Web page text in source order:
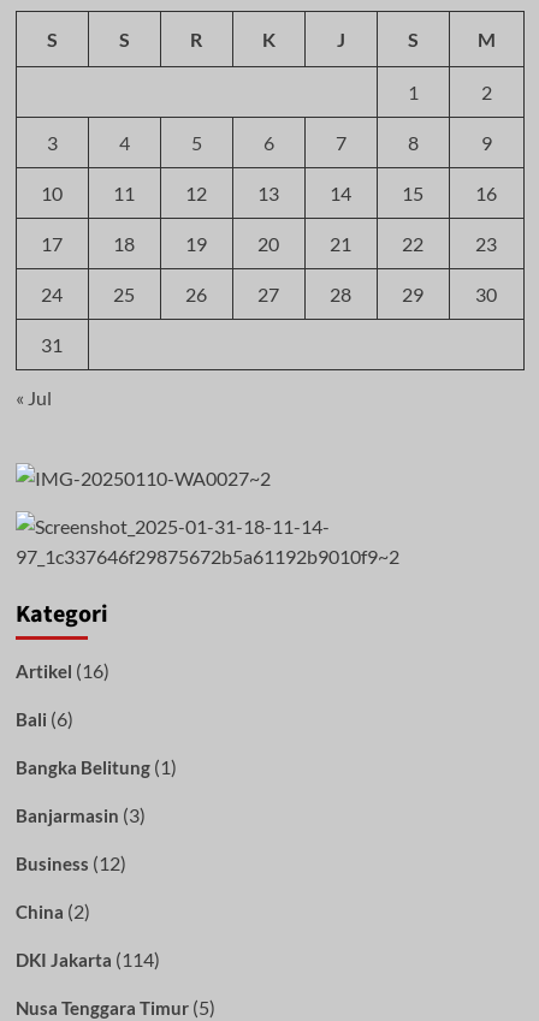
S S R K J S M
1 2
3 4 5 6 7 8 9
10 11 12 13 14 15 16
17 18 19 20 21 22 23
24 25 26 27 28 29 30
31
« Jul
Kategori
Artikel (16)
Bali (6)
Bangka Belitung(1)
Banjarmasin (3)
Business (12)
China (2)
DKI Jakarta (114)
Nusa Tenggara Timur(5)